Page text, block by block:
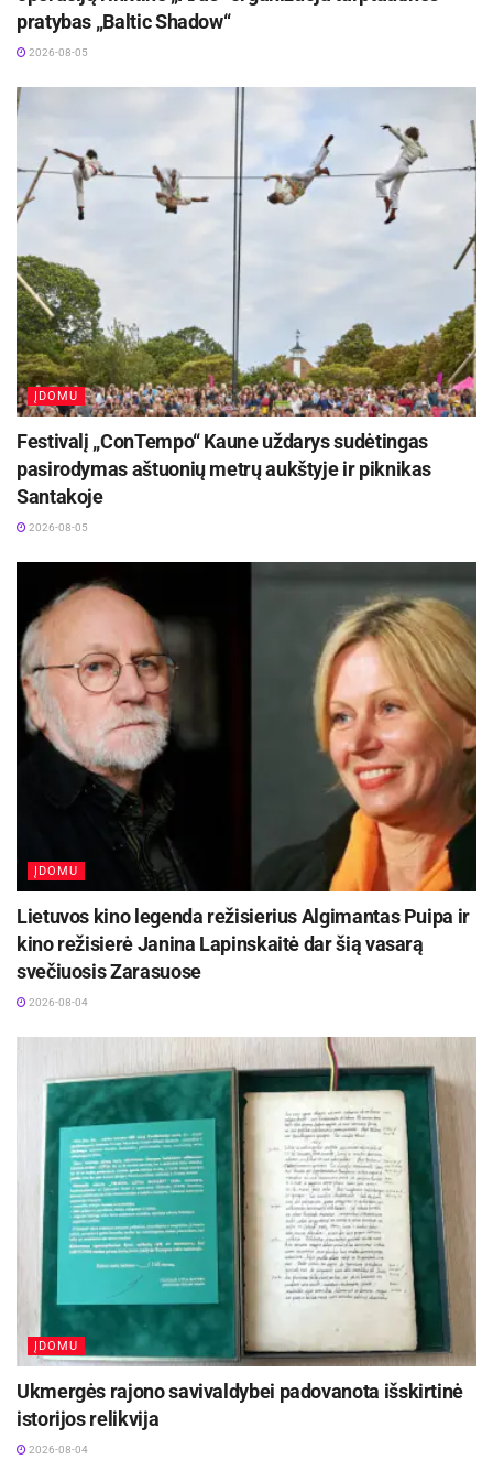
Renginys yra viešas ir nemokamas.
pratybas „Baltic Shadow“
2026-08-05
ĮDOMU
Festivalį „ConTempo“ Kaune uždarys sudėtingas
pasirodymas aštuonių metrų aukštyje ir piknikas
Santakoje
2026-08-05
ĮDOMU
Lietuvos kino legenda režisierius Algimantas Puipa ir
kino režisierė Janina Lapinskaitė dar šią vasarą
svečiuosis Zarasuose
2026-08-04
ĮDOMU
Ukmergės rajono savivaldybei padovanota išskirtinė
istorijos relikvija
2026-08-04